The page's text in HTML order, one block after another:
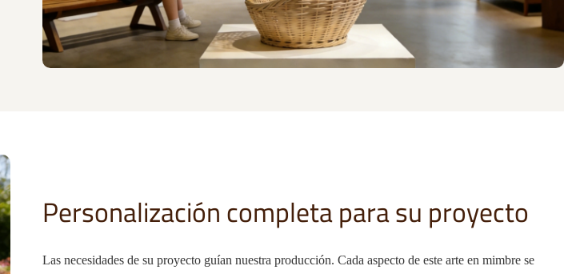
Personalización completa para su proyecto
Las necesidades de su proyecto guían nuestra producción. Cada aspecto de este arte en mimbre se